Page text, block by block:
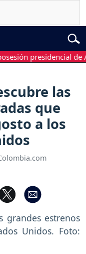
presidencial de
las
que
a los